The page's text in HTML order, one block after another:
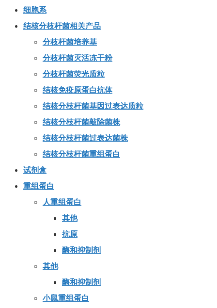
细胞系
结核分枝杆菌相关产品
分枝杆菌培养基
分枝杆菌灭活冻干粉
分枝杆菌荧光质粒
结核免疫原蛋白抗体
结核分枝杆菌基因过表达质粒
结核分枝杆菌敲除菌株
结核分枝杆菌过表达菌株
结核分枝杆菌重组蛋白
试剂盒
重组蛋白
人重组蛋白
其他
抗原
酶和抑制剂
其他
酶和抑制剂
小鼠重组蛋白